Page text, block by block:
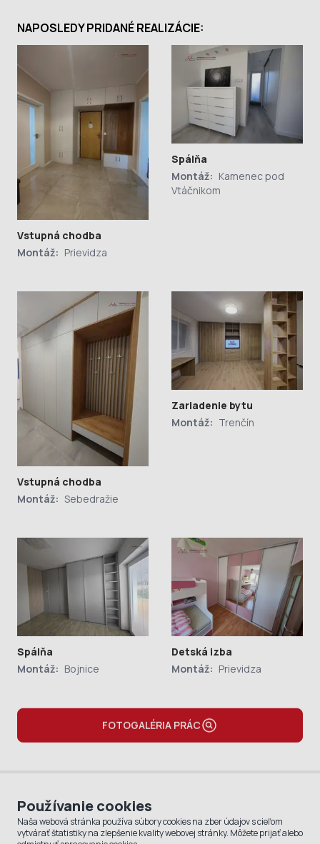
Používanie cookies
Naša webová stránka používa súbory cookies na zber údajov s cieľom
vytvárať štatistiky na zlepšenie kvality webovej stránky. Môžete prijať alebo
NAPOSLEDY PRIDANÉ REALIZÁCIE:
Vstupná chodba
Montáž: Prievidza
Spálňa
Montáž: Kamenec pod
Vtáčnikom
Vstupná chodba
Montáž: Sebedražie
Zariadenie bytu
Montáž: Trenčín
Spálňa
Montáž: Bojnice
Detská izba
Montáž: Prievidza
FOTOGALÉRIA PRÁC
NOVŠIA